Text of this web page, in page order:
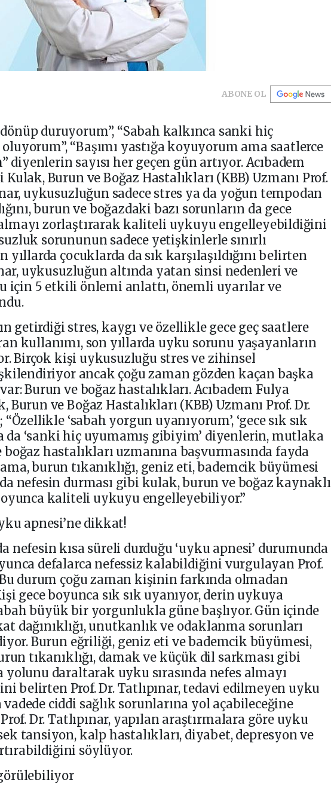
ABONE OL
duruyorum”, “Sabah kalkınca sanki hiç
“Başımı yastığa koyuyorum ama saatlerce
diyenlerin sayısı her geçen gün artıyor. Acıbadem
Burun ve Boğaz Hastalıkları (KBB) Uzmanı Prof.
uykusuzluğun sadece stres ya da yoğun tempodan
burun ve boğazdaki bazı sorunların da gece
zorlaştırarak kaliteli uykuyu engelleyebildiğini
sorununun sadece yetişkinlerle sınırlı
yıllarda çocuklarda da sık karşılaşıldığını belirten
uykusuzluğun altında yatan sinsi nedenleri ve
için 5 etkili önlemi anlattı, önemli uyarılar ve
getirdiği stres, kaygı ve özellikle gece geç saatlere
kullanımı, son yıllarda uyku sorunu yaşayanların
Birçok kişi uykusuzluğu stres ve zihinsel
ancak çoğu zaman gözden kaçan başka
Burun ve boğaz hastalıkları. Acıbadem Fulya
Burun ve Boğaz Hastalıkları (KBB) Uzmanı Prof. Dr.
‘sabah yorgun uyanıyorum’, ‘gece sık sık
da ‘sanki hiç uyumamış gibiyim’ diyenlerin, mutlaka
hastalıkları uzmanına başvurmasında fayda
burun tıkanıklığı, geniz eti, bademcik büyümesi
nefesin durması gibi kulak, burun ve boğaz kaynaklı
kaliteli uykuyu engelleyebiliyor.”
apnesi’ne dikkat!
nefesin kısa süreli durduğu ‘uyku apnesi’ durumunda
defalarca nefessiz kalabildiğini vurgulayan Prof.
durum çoğu zaman kişinin farkında olmadan
gece boyunca sık sık uyanıyor, derin uykuya
büyük bir yorgunlukla güne başlıyor. Gün içinde
dağınıklığı, unutkanlık ve odaklanma sorunları
Burun eğriliği, geniz eti ve bademcik büyümesi,
tıkanıklığı, damak ve küçük dil sarkması gibi
yolunu daraltarak uyku sırasında nefes almayı
belirten Prof. Dr. Tatlıpınar, tedavi edilmeyen uyku
ciddi sağlık sorunlarına yol açabileceğine
Dr. Tatlıpınar, yapılan araştırmalara göre uyku
tansiyon, kalp hastalıkları, diyabet, depresyon ve
söylüyor.